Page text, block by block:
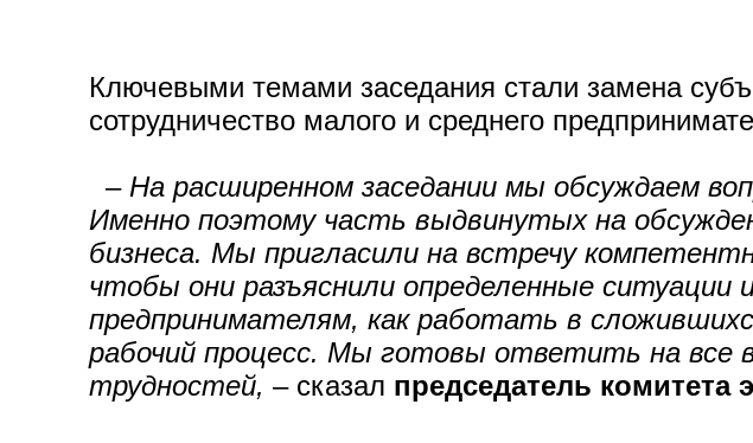
Ключевыми темами заседания стали замена
сотрудничество малого и среднего
– На расширенном заседании мы обсуждаем
Именно поэтому часть выдвинутых на
бизнеса. Мы пригласили на встречу
чтобы они разъяснили определенные ситуации
предпринимателям, как работать в
рабочий процесс. Мы готовы ответить на все
трудностей, – сказал председатель